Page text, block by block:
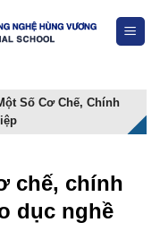
Số Cơ Chế, Chính
chế, chính
dục nghề